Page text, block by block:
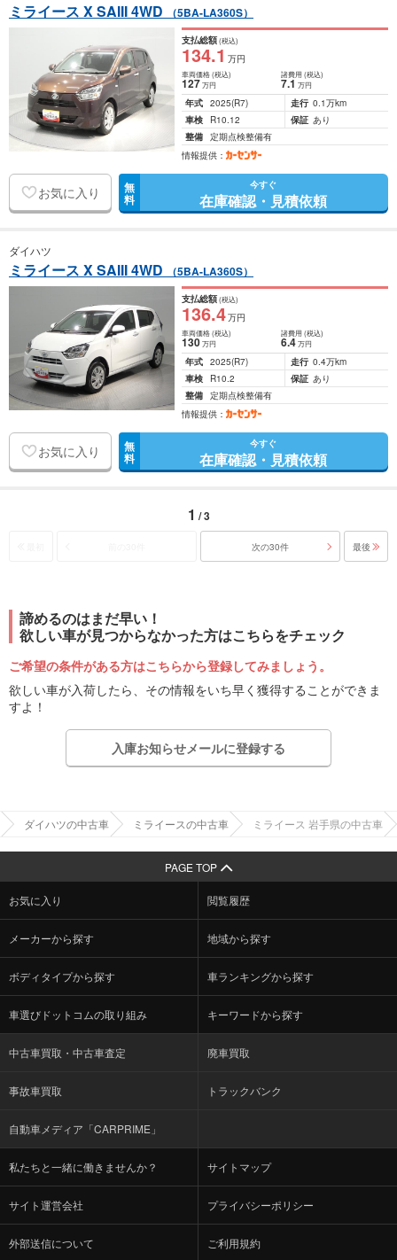
ミライース X SAIII 4WD （5BA-LA360S）
支払総額(税込)
134.1 万円
車両価格(税込)
127万円
諸費用 (税込)
7.1 万円
年式 2025(R7) 走行 0.1万km
車検
R10.12 保証 あり
整備 定期点検整備有
情報提供：
お気に入り 無
料
今すぐ
在庫確認・見積依頼
ダイハツ
ミライース X SAIII 4WD （5BA-LA360S）
支払総額(税込)
136.4万円
車両価格(税込)
130万円
諸費用 (税込)
6.4 万円
年式 2025(R7) 走行 0.4万km
車検
R10.2 保証 あり
整備 定期点検整備有
情報提供：
お気に入り 無
料
今すぐ
在庫確認・見積依頼
1 / 3
次の30件 最後
諦めるのはまだ早い！
欲しい車が見つからなかった方はこちらをチェック
ご希望の条件がある方はこちらから登録してみましょう。
欲しい車が入荷したら、その情報をいち早く獲得することができま
すよ！
入庫お知らせメールに登録する
ダイハツの中古車 ミライースの中古車 ミライース 岩手県の中古車
PAGE TOP
お気に入り 閲覧履歴
メーカーから探す 地域から探す
ボディタイプから探す 車ランキングから探す
車選びドットコムの取り組み キーワードから探す
中古車買取・中古車査定 廃車買取
事故車買取 トラックバンク
自動車メディア「CARPRIME」
私たちと一緒に働きませんか？ サイトマップ
サイト運営会社 プライバシーポリシー
外部送信について ご利用規約